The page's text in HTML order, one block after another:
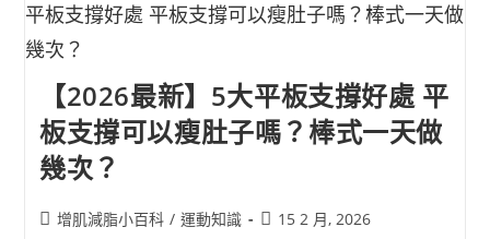
【2026最新】5大平板支撐好處 平
板支撐可以瘦肚子嗎？棒式一天做
幾次？
增肌減脂小百科 / 運動知識 15 2 月, 2026